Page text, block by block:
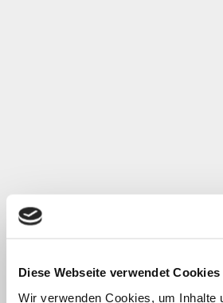
Diese Webseite verwendet Cookies
Wir verwenden Cookies, um Inhalte